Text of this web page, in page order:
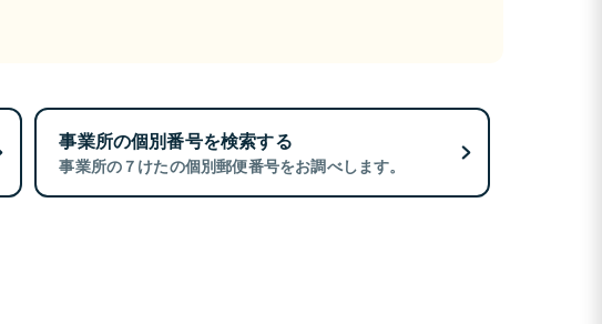
事業所の個別番号を検索する
事業所の７けたの個別郵便番号をお調べします。